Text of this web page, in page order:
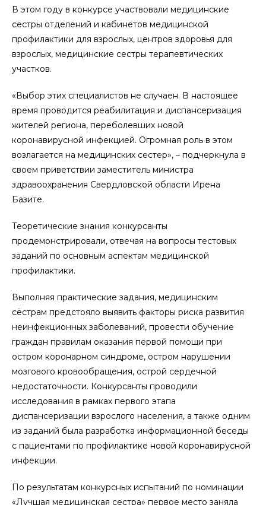
В этом году в конкурсе участвовали медицинские
сестры отделений и кабинетов медицинской
профилактики для взрослых, центров здоровья для
взрослых, медицинские сестры терапевтических
участков.
«Выбор этих специалистов не случаен. В настоящее
время проводится реабилитация и диспансеризация
жителей региона, переболевших новой
коронавирусной инфекцией. Огромная роль в этом
возлагается на медицинских сестер», – подчеркнула в
своем приветствии заместитель министра
здравоохранения Свердловской области Ирена
Базите.
Теоретические знания конкурсанты
продемонстрировали, отвечая на вопросы тестовых
заданий по основным аспектам медицинской
профилактики.
Выполняя практические задания, медицинским
сёстрам предстояло выявить факторы риска развития
неинфекционных заболеваний, провести обучение
граждан правилам оказания первой помощи при
остром коронарном синдроме, остром нарушении
мозгового кровообращения, острой сердечной
недостаточности. Конкурсанты проводили
исследования в рамках первого этапа
диспансеризации взрослого населения, а также одним
из заданий была разработка информационной беседы
с пациентами по профилактике новой коронавирусной
инфекции.
По результатам конкурсных испытаний по номинации
«Лучшая медицинская сестра» первое место заняла